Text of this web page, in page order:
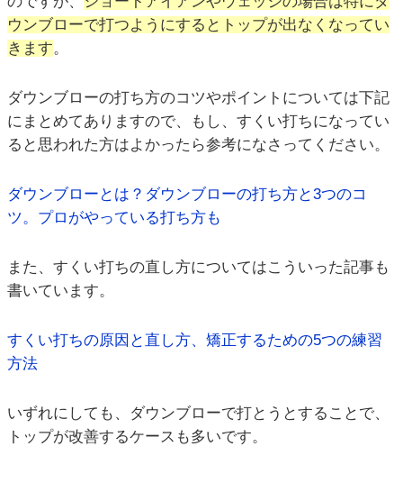
ウンブローで打つようにするとトップが出なくなってい
きます。
ダウンブローの打ち方のコツやポイントについては下記
にまとめてありますので、もし、すくい打ちになってい
ると思われた方はよかったら参考になさってください。
ダウンブローとは？ダウンブローの打ち方と3つのコ
ツ。プロがやっている打ち方も
また、すくい打ちの直し方についてはこういった記事も
書いています。
すくい打ちの原因と直し方、矯正するための5つの練習
方法
いずれにしても、ダウンブローで打とうとすることで、
トップが改善するケースも多いです。